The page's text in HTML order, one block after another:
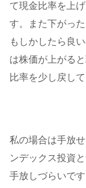
て現金比率を上
す。また下がっ
もしかしたら良
は株価が上がる
比率を少し戻し
私の場合は手放
ンデックス投資
手放しづらいで